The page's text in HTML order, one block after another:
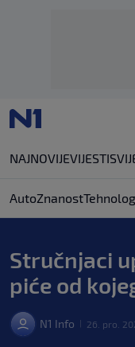
NAJNOVIJEVIJESTI
AutoZnanost
Stručnjaci
piće od
N1 Info 26. pro.